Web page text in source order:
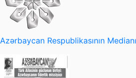
Azərbaycan Respublikasının